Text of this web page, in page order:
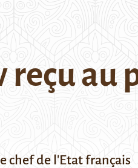
au
chef de l'Etat français